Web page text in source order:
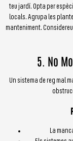
teu jardí. Opta per
locals. Agrupa les
manteniment.
5. No
Un sistema de reg mal
La